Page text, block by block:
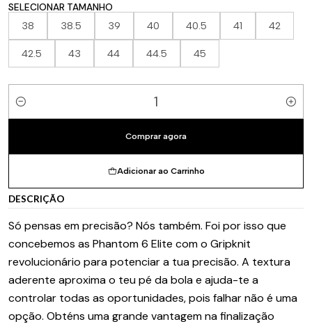
SELECIONAR TAMANHO
38 38.5 39 40 40.5 41 42
42.5 43 44 44.5 45
Quantidade
Adicionar ao Carrinho
Comprar agora
DESCRIÇÃO
Só pensas em precisão? Nós também. Foi por isso que
concebemos as Phantom 6 Elite com o Gripknit
revolucionário para potenciar a tua precisão. A textura
aderente aproxima o teu pé da bola e ajuda-te a
controlar todas as oportunidades, pois falhar não é uma
opção. Obténs uma grande vantagem na finalização